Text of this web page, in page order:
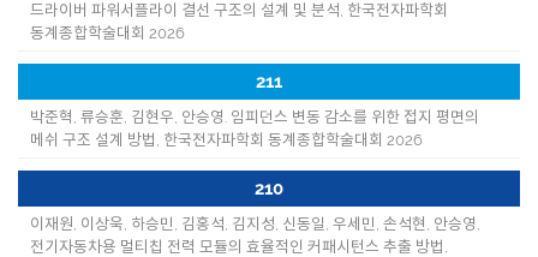
드라이버 파워서플라이 결선 구조의 설계 및 분석, 한국전자파학회
동계종합학술대회 2026
211
박준혁, 류승훈, 김현우, 안승영. 임피던스 변동 감소를 위한 접지 평면의
메쉬 구조 설계 방법, 한국전자파학회 동계종합학술대회 2026
210
이재원, 이상욱, 하승민, 김홍석, 김지성, 신동일, 우세민, 손석현, 안승영,
전기자동차용 멀티칩 전력 모듈의 효율적인 커패시턴스 추출 방법,